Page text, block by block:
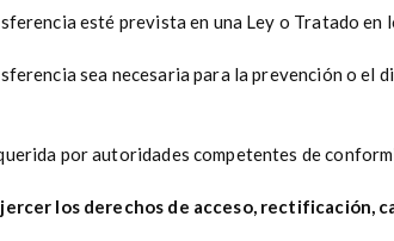
esté prevista en una Ley o Tratado en
sea necesaria para la prevención o
por autoridades competentes de
los derechos de acceso, rectificación,